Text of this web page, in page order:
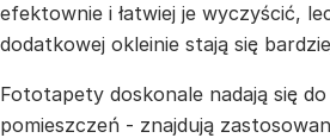
efektownie i łatwiej je wyczyścić,
dodatkowej okleinie stają się
Fototapety doskonale nadają się
pomieszczeń - znajdują